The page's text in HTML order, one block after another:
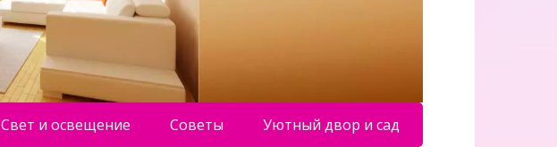
Свет и освещение Советы Уютный двор и сад